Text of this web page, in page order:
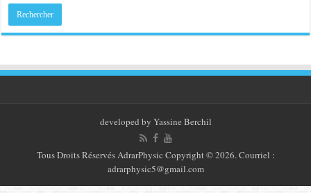
developed by Yassine Berchil
Tous Droits RéservésAdrarPhysic Copyright © 2026. Courriel :
adrarphysic5@gmail.com